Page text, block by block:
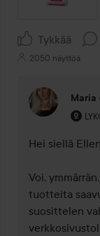
Tykkää
2050 näyttöä
Maria
Hei siellä
Voi,
tuotteita
suosittelen